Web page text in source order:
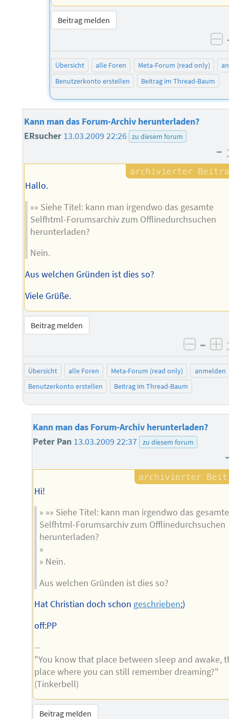
Beitrag melden
Übersicht alle Foren Meta-Forum (read only)
Benutzerkonto erstellen
Beitrag im Thread-Baum
Kann man das Forum-Archiv herunterladen?
ERsucher 13.03.2009 22:26 zu diesem forum
–
Hallo.
»» Siehe Titel: kann man irgendwo das gesamte
Selfhtml-Forumsarchiv zum Offlinedurchsuchen
herunterladen?
Nein.
Aus welchen Gründen ist dies so?
Viele Grüße.
Beitrag melden
–
Übersicht alle Foren Meta-Forum (read only)
anmelden
Benutzerkonto erstellen
Beitrag im Thread-Baum
Kann man das Forum-Archiv herunterladen?
Peter Pan 13.03.2009 22:37 zu diesem forum
Hi!
» »» Siehe Titel: kann man irgendwo das gesamte
Selfhtml-Forumsarchiv zum Offlinedurchsuchen
herunterladen?
»
» Nein.
Aus welchen Gründen ist dies so?
Hat Christian doch schon geschrieben;)
off:PP
--
"You know that place between sleep and awake,
place where you can still remember dreaming?"
(Tinkerbell)
Beitrag melden